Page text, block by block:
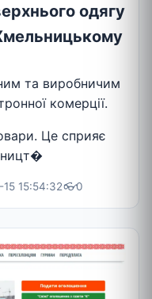
одягу
та виробничим
комерції.
Це сприяє
15:54:32👓0